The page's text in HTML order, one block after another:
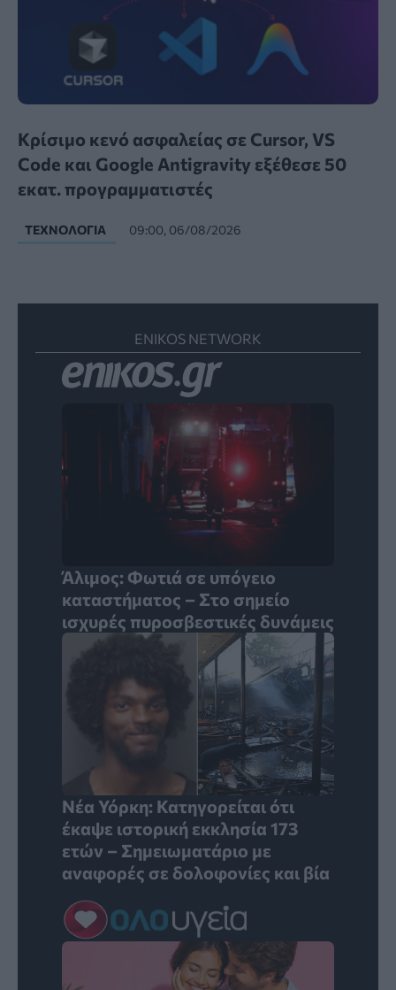
Κρίσιμο κενό ασφαλείας σε Cursor, VS
Code και Google Antigravity εξέθεσε 50
εκατ. προγραμματιστές
ΤΕΧΝΟΛΟΓΊΑ 09:00, 06/08/2026
ENIKOS NETWORK
Άλιμος: Φωτιά σε υπόγειο
καταστήματος – Στο σημείο
ισχυρές πυροσβεστικές δυνάμεις
Νέα Υόρκη: Κατηγορείται ότι
έκαψε ιστορική εκκλησία 173
ετών – Σημειωματάριο με
αναφορές σε δολοφονίες και βία